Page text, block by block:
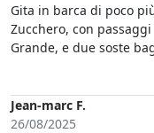
Gita in barca di poco
Zucchero, con
Grande, e due soste
soddisfatti, posti
persone, quindi niente
Jean-marc F.
26/08/2025